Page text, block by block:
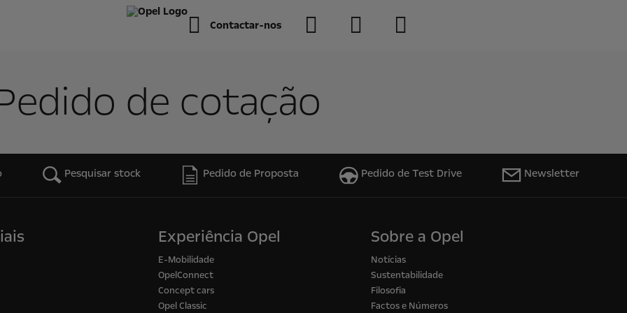
Contactar-nos
de cotação
Pesquisar stock Pedido de Proposta Pedido de Test Drive Newsletter
Experiência Opel
E-Mobilidade
OpelConnect
Concept cars
Opel Classic
Sobre a Opel
Notícias
Sustentabilidade
Filosofia
Factos e Números